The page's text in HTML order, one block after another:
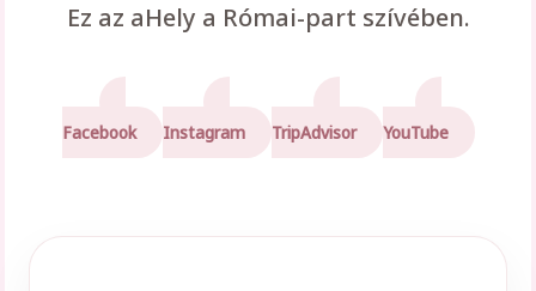
Ez az aHely a Római-part szívében.
Facebook Instagram TripAdvisor YouTube